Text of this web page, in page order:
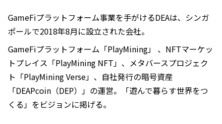
GameFiプラットフォーム事業を手がけるDEAは、シンガ
ポールで2018年8月に設立された会社。
GameFiプラットフォーム「PlayMining」 、NFTマーケッ
トプレイス「PlayMining NFT」、メタバースプロジェク
ト「PlayMining Verse」、自社発行の暗号資産
「DEAPcoin（DEP）」の運営。「遊んで暮らす世界をつ
くる」をビジョンに掲げる。